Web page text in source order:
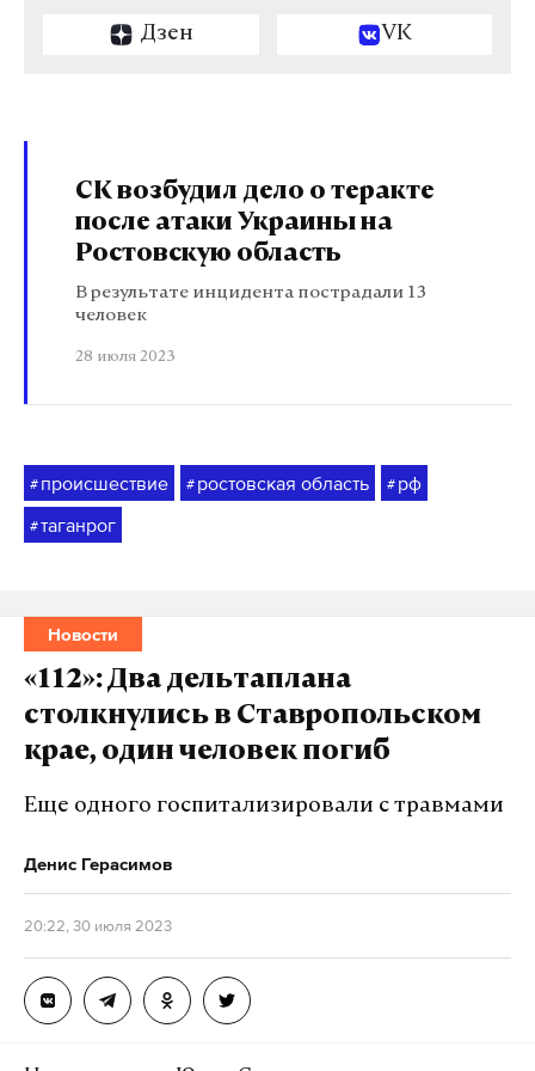
Дзен VK
СК возбудил дело о теракте
после атаки Украины на
Ростовскую область
В результате инцидента пострадали 13
человек
28 июля 2023
# происшествие # ростовская область # рф
#таганрог
Новости
«112»: Два дельтаплана
столкнулись в Ставропольском
крае, один человек погиб
Еще одного госпитализировали с травмами
Денис Герасимов
20:22, 30 июля 2023